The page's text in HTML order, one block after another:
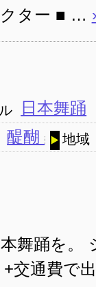
ター ■ …
日本舞踊
醍醐 地域
舞踊を。
+交通費で